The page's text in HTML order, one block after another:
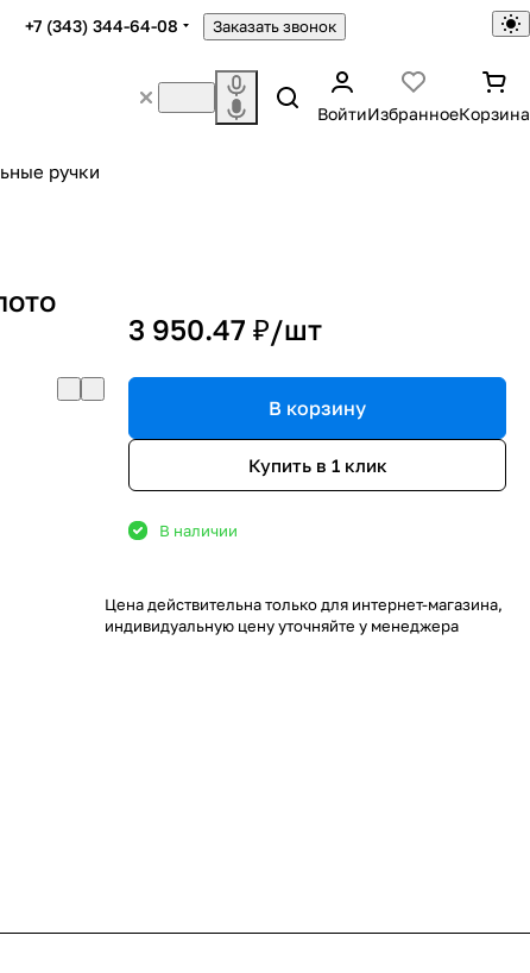
+7 (343) 344-64-08 Заказать звонок
ВойтиИзбранноеКорзина
ручки
3 950.47 ₽/шт
В корзину
Купить в 1 клик
В наличии
Цена действительна только для интернет-магазина,
индивидуальную цену уточняйте у менеджера